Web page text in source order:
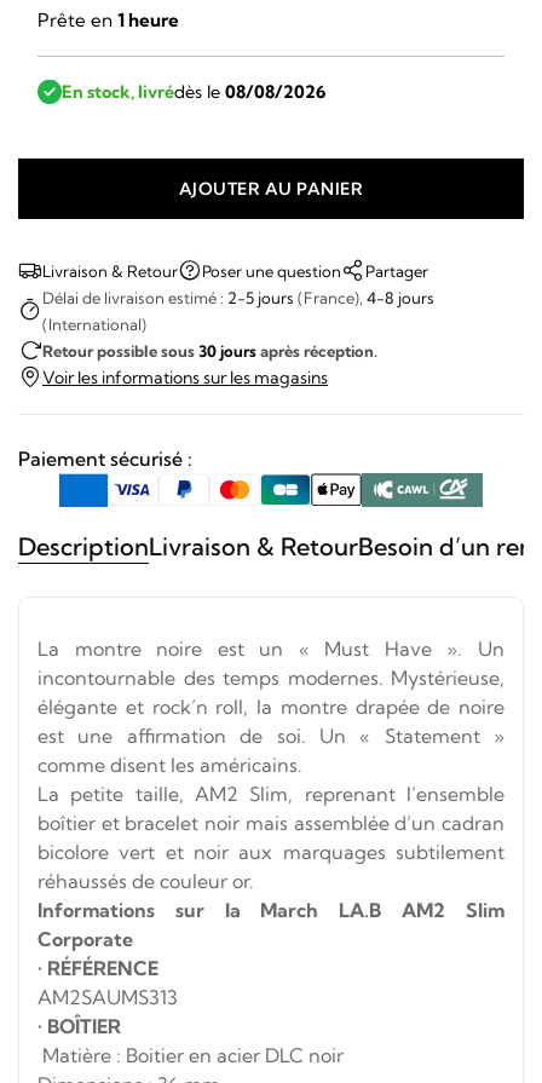
Prête en 1 heure
En stock, livrédès le 08/08/2026
March
Lab
AM2
Slim
AJOUTER AU PANIER
Livraison & Retour Poser une question
Partager
Délai de livraison estimé : 2-5 jours (France), 4-8 jours
(International)
Retour possible sous30 joursaprès réception.
Voir les informations sur les magasins
Paiement sécurisé :
DescriptionLivraison & RetourBesoin d’un
La montre noire est un « Must Have ». Un
incontournable des temps modernes. Mystérieuse,
élégante et rock’n roll, la montre drapée de noire
est une affirmation de soi. Un « Statement »
comme disent les américains.
La petite taille, AM2 Slim, reprenant l’ensemble
boîtier et bracelet noir mais assemblée d’un cadran
bicolore vert et noir aux marquages subtilement
réhaussés de couleur or.
Informations sur la March LA.B AM2 Slim
Corporate
• RÉFÉRENCE
AM2SAUMS313
• BOÎTIER
Matière : Boitier en acier DLC noir